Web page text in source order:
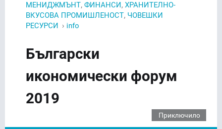
МЕНИДЖМЪНТ, ФИНАНСИ, ХРАНИТЕЛНО-
ВКУСОВА ПРОМИШЛЕНОСТ, ЧОВЕШКИ
РЕСУРСИ › info
Български
икономически форум
2019
Приключило